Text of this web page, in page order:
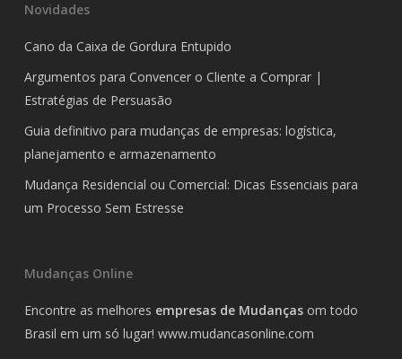
Novidades
Cano da Caixa de Gordura Entupido
Argumentos para Convencer o Cliente a Comprar |
Estratégias de Persuasão
Guia definitivo para mudanças de empresas: logística,
planejamento e armazenamento
Mudança Residencial ou Comercial: Dicas Essenciais para
um Processo Sem Estresse
Mudanças Online
Encontre as melhores empresas de Mudançasom todo
Brasil em um só lugar! www.mudancasonline.com